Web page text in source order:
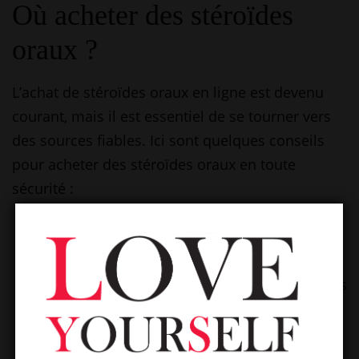
sécurité :
Privilégiez les sites ayant des avis positifs et
une bonne réputation.
Vérifiez que le site propose des informations
claires sur la composition et les effets des
produits.